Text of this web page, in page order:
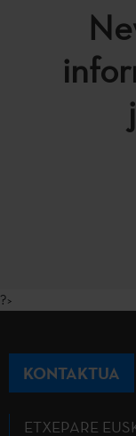
?>
KONTAKTUA
ETXEPARE